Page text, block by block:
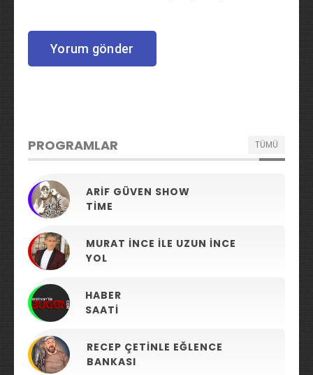
PROGRAMLAR TÜMÜ
ARIF GÜVEN SHOW
TIME
MURAT İNCE ILE UZUN İNCE
YOL
HABER
SAATI
RECEP ÇETINLE EĞLENCE
BANKASI